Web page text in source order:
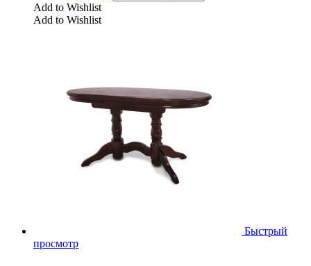
Add to Wishlist
Add to Wishlist
Быстрый
просмотр